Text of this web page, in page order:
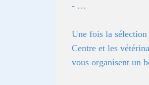
- …
Une fois la sélection
Centre et les
vous organisent un